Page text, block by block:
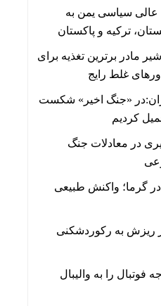
سیاسی یمن به
ترکیه و پاکستان
مادر برترین تغذیه برای
غلط رایج
«جنگ اخیر» شکست
کردیم
۲ چه تاثیری در معادلات جنگ
گرما؛ واکنش طبیعی
ریزش به رکوردشکنی
را به والیبال